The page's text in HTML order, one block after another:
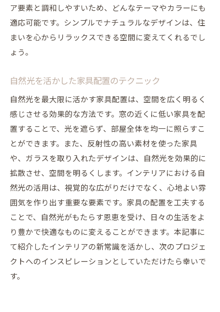
ア要素と調和しやすいため、どんなテーマやカラーにも
適応可能です。シンプルでナチュラルなデザインは、住
まいを心からリラックスできる空間に変えてくれるでし
ょう。
自然光を活かした家具配置のテクニック
自然光を最大限に活かす家具配置は、空間を広く明るく
感じさせる効果的な方法です。窓の近くに低い家具を配
置することで、光を遮らず、部屋全体を均一に照らすこ
とができます。また、反射性の高い素材を使った家具
や、ガラスを取り入れたデザインは、自然光を効果的に
拡散させ、空間を明るくします。インテリアにおける自
然光の活用は、視覚的な広がりだけでなく、心地よい雰
囲気を作り出す重要な要素です。家具の配置を工夫する
ことで、自然光がもたらす恩恵を受け、日々の生活をよ
り豊かで快適なものに変えることができます。本記事に
て紹介したインテリアの新常識を活かし、次のプロジェ
クトへのインスピレーションとしていただけたら幸いで
す。